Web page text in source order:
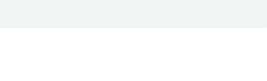
durée peut provoquer